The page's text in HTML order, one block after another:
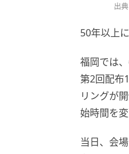
出
50年以上
福岡では
第2回配布
リングが
始時間を
当日、会